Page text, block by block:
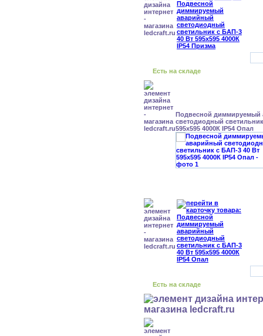
Есть на складе
Подвесной диммируемый
светодиодный
595x595 4000К IP54 Опал
Есть на складе